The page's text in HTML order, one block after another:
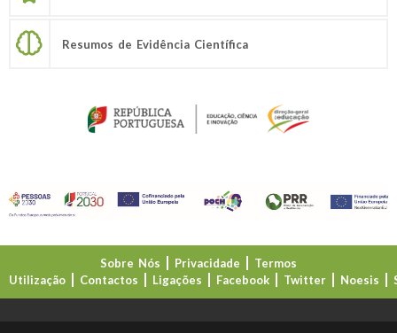
Resumos de Evidência Científica
Sobre Nós Privacidade
Termos
Utilização
Contactos Ligações Facebook Twitter Noesis